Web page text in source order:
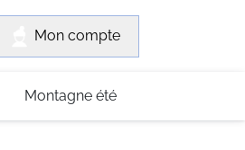
Mon compte
Montagne été